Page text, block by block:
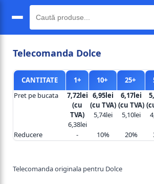
Telecomanda Dolce
CANTITATE 1+ 10+ 25+
Pret pe bucata
7,72lei
(cu
TVA)
6,38lei
6,95lei
(cu TVA)
5,74lei
6,17lei
(cu TVA)
5,10lei
Reducere - 10% 20%
Telecomanda originala pentru Dolce